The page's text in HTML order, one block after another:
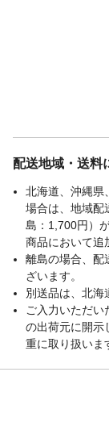
配送地域・送料
北海道、沖縄県
場合は、地域配
島：1,700円）
商品において追
離島の場合、配
ざいます。
別送品は、北海
ご入力いただ
の出荷元に開示
重に取り扱いま